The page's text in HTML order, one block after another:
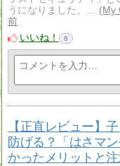
うになりました。…
My
前
いいね！
8
【正直レビュー】
防げる？「はさマ
かったメリットと